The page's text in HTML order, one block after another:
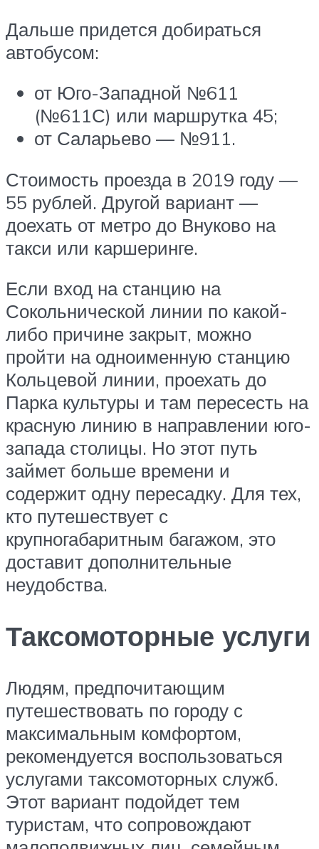
Дальше придется добираться
автобусом:
от Юго-Западной №611
(№611С) или маршрутка 45;
от Саларьево — №911.
Стоимость проезда в 2019 году —
55 рублей. Другой вариант —
доехать от метро до Внуково на
такси или каршеринге.
Если вход на станцию на
Сокольнической линии по какой-
либо причине закрыт, можно
пройти на одноименную станцию
Кольцевой линии, проехать до
Парка культуры и там пересесть на
красную линию в направлении юго-
запада столицы. Но этот путь
займет больше времени и
содержит одну пересадку. Для тех,
кто путешествует с
крупногабаритным багажом, это
доставит дополнительные
неудобства.
Таксомоторные услуги
Людям, предпочитающим
путешествовать по городу с
максимальным комфортом,
рекомендуется воспользоваться
услугами таксомоторных служб.
Этот вариант подойдет тем
туристам, что сопровождают